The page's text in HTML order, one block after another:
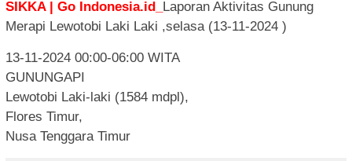
SIKKA | Go Indonesia.id_ Laporan Aktivitas Gunung
Merapi Lewotobi Laki Laki ,selasa (13-11-2024 )
13-11-2024 00:00-06:00 WITA
GUNUNGAPI
Lewotobi Laki-laki (1584 mdpl),
Flores Timur,
Nusa Tenggara Timur